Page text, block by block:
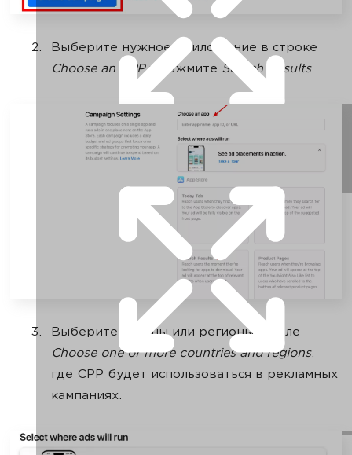
Выберите нужное приложение в строке
Choose an APPи нажмите Search Results.
Выберите страны или регионы в поле
Choose one or more countries and regions,
где СРР будет использоваться в рекламных
кампаниях.